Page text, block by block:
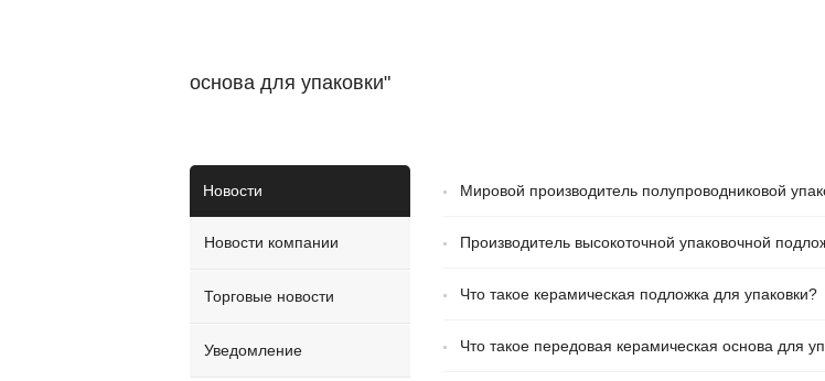
основа для упаковки"
Мировой производитель полупроводниковой
Производитель высокоточной упаковочной
Что такое керамическая подложка для упаковки?
Что такое передовая керамическая основа для
Новости
Новости компании
Торговые новости
Уведомление